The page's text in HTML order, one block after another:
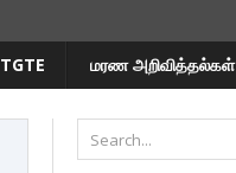
TGTE மரண அறிவித்தல்கள்